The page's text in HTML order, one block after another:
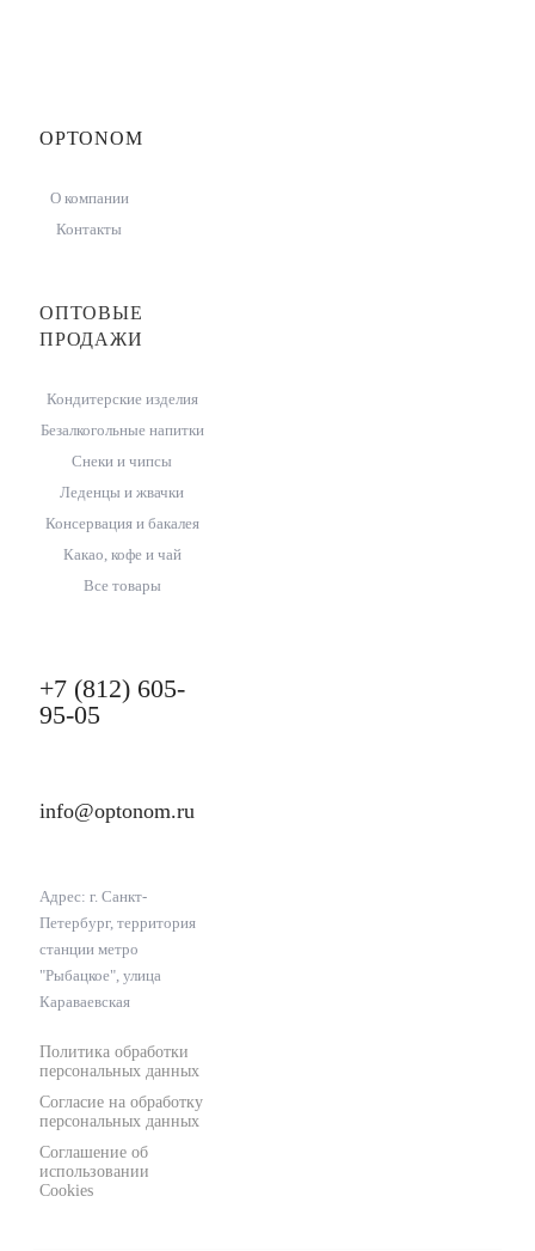
OPTONOM
О компании
Контакты
ОПТОВЫЕ
ПРОДАЖИ
Кондитерские изделия
Безалкогольные напитки
Снеки и чипсы
Леденцы и жвачки
Консервация и бакалея
Какао, кофе и чай
Все товары
+7 (812) 605-
95-05
info@optonom.ru
Адрес: г. Санкт-
Петербург, территория
станции метро
"Рыбацкое", улица
Караваевская
Политика обработки
персональных данных
Согласие на обработку
персональных данных
Соглашение об
использовании
Cookies